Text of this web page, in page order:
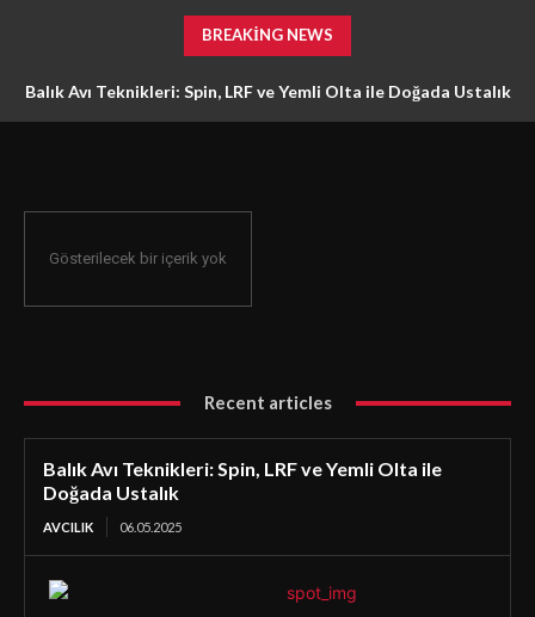
BREAKING NEWS
Balık Avı Teknikleri: Spin, LRF ve Yemli Olta ile Doğada Ustalık
Gösterilecek bir içerik yok
Recent articles
Balık Avı Teknikleri: Spin, LRF ve Yemli Olta ile
Doğada Ustalık
AVCILIK 06.05.2025